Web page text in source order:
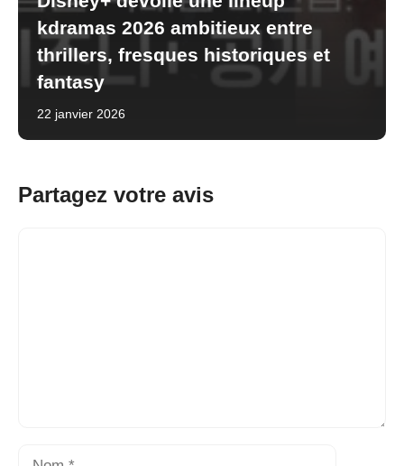
kdramas 2026 ambitieux entre
thrillers, fresques historiques et
fantasy
22 janvier 2026
Partagez votre avis
Nom